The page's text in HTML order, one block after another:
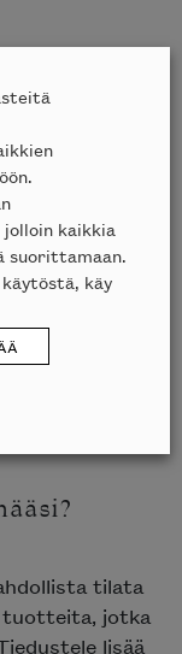
tilata
tuotteita, jotka
lisää
kaikkia
suorittamaan.
käy